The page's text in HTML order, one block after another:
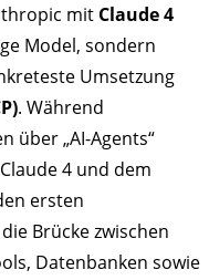
mit Claude 4
Model, sondern
Umsetzung
. Während
über „AI-Agents“
4 und dem
ersten
Brücke zwischen
Datenbanken sowie